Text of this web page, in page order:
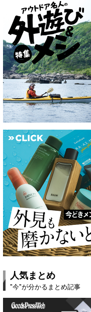
人気まとめ
"今"が分かるまとめ記事